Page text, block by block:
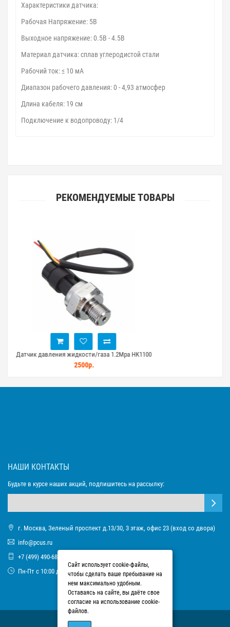
Характеристики датчика:
Рабочая Напряжение: 5В
Выходное напряжение: 0.5В - 4.5В
Материал датчика: сплав углеродистой стали
Рабочий ток: ≤ 10 мА
Диапазон рабочего давления: 0 - 4,93 атмосфер
Длина кабеля: 19 см
Подключение к водопроводу: 1/4
РЕКОМЕНДУЕМЫЕ ТОВАРЫ
BMP280 - датчик давления, температуры
НАШИ КОНТАКТЫ
Будьте в курсе наших акций, подпишитесь на рассылку:
г. Москва, Зеленый проспект д.13/30, 3 этаж, офис 23 (вход со двора)
info@pcus.ru
+7 (499) 490-68-93
Пн-Пт с 10:00 до 17:00
Сайт использует cookie-файлы,
чтобы сделать ваше пребывание на
нем максимально удобным.
Оставаясь на сайте, вы даёте свое
согласие на использование cookie-
файлов.